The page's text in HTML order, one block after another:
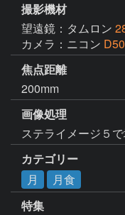
撮影機材
望遠鏡：タムロン
カメラ：ニコン
焦点距離
200mm
画像処理
ステライメージ５
カテゴリー
月
月食
特集